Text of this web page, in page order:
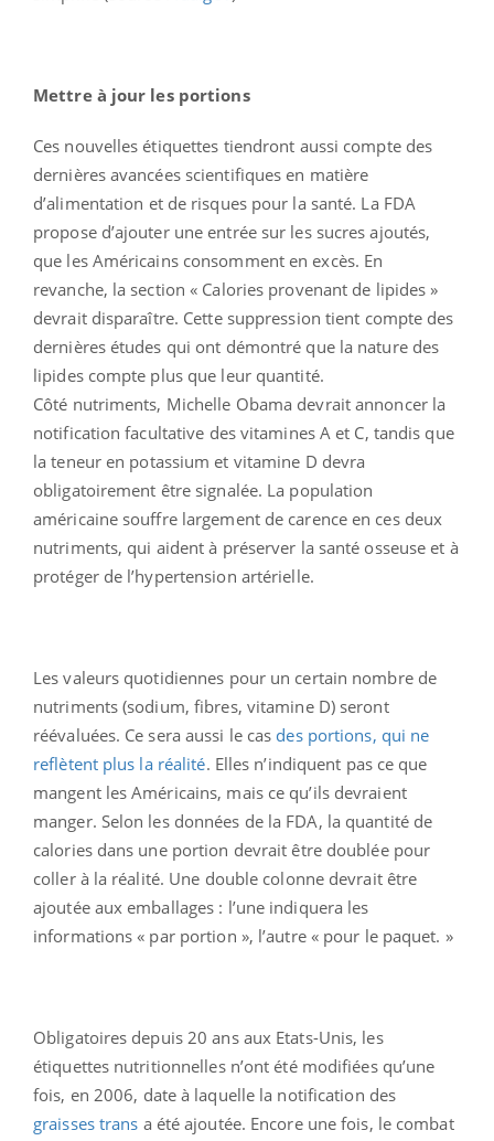
Mettre à jour les portions
Ces nouvelles étiquettes tiendront aussi compte des
dernières avancées scientifiques en matière
d’alimentation et de risques pour la santé. La FDA
propose d’ajouter une entrée sur les sucres ajoutés,
que les Américains consomment en excès. En
revanche, la section « Calories provenant de lipides »
devrait disparaître. Cette suppression tient compte des
dernières études qui ont démontré que la nature des
lipides compte plus que leur quantité.
Côté nutriments, Michelle Obama devrait annoncer la
notification facultative des vitamines A et C, tandis que
la teneur en potassium et vitamine D devra
obligatoirement être signalée. La population
américaine souffre largement de carence en ces deux
nutriments, qui aident à préserver la santé osseuse et à
protéger de l’hypertension artérielle.
Les valeurs quotidiennes pour un certain nombre de
nutriments (sodium, fibres, vitamine D) seront
réévaluées. Ce sera aussi le cas des portions, qui ne
reflètent plus la réalité. Elles n’indiquent pas ce que
mangent les Américains, mais ce qu’ils devraient
manger. Selon les données de la FDA, la quantité de
calories dans une portion devrait être doublée pour
coller à la réalité. Une double colonne devrait être
ajoutée aux emballages : l’une indiquera les
informations « par portion », l’autre « pour le paquet. »
Obligatoires depuis 20 ans aux Etats-Unis, les
étiquettes nutritionnelles n’ont été modifiées qu’une
fois, en 2006, date à laquelle la notification des
graisses trans a été ajoutée. Encore une fois, le combat